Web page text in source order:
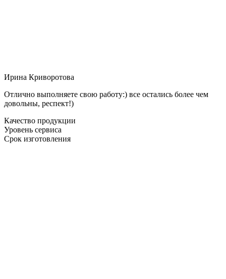
Ирина Криворотова
Отлично выполняете свою работу:) все остались более чем
довольны, респект!)
Качество продукции
Уровень сервиса
Срок изготовления